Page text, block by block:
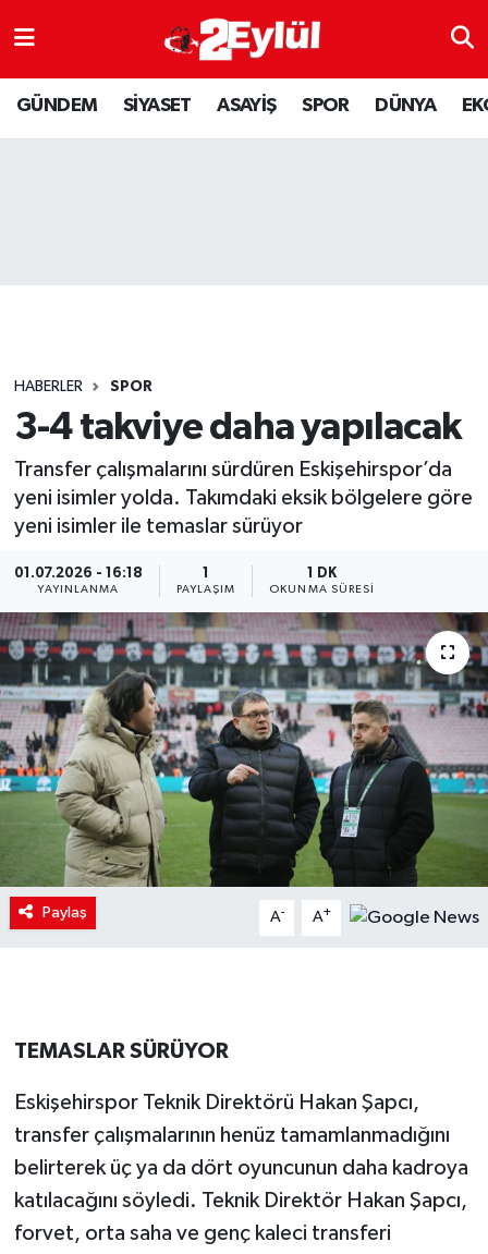
GÜNDEM SİYASET ASAYİŞ SPOR DÜNYA
HABERLER SPOR
3-4 takviye daha yapılacak
Transfer çalışmalarını sürdüren Eskişehirspor’da
yeni isimler yolda. Takımdaki eksik bölgelere göre
yeni isimler ile temaslar sürüyor
01.07.2026 - 16:18
YAYINLANMA PAYLAŞIM
1 DK
OKUNMA SÜRESI
Paylaş A- A+
TEMASLAR SÜRÜYOR
Eskişehirspor Teknik Direktörü Hakan Şapcı,
transfer çalışmalarının henüz tamamlanmadığını
belirterek üç ya da dört oyuncunun daha kadroya
katılacağını söyledi. Teknik Direktör Hakan Şapcı,
forvet, orta saha ve genç kaleci transferi
ASAYİŞ
DÜNYA
SPOR
YAŞAM
Nöbetçi Eczaneler
Hava Durumu
Son Dakika Haberleri
Haber Arşivi